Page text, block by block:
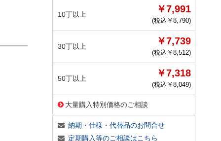
10丁以上 ￥7,991
(税込￥ 8,790)
30丁以上 ￥7,739
(税込￥ 8,512)
50丁以上 ￥7,318
(税込￥ 8,049)
大量購入特別価格のご相談
納期・仕様・代替品のお問合せ
定期購入等のご相談はこちら